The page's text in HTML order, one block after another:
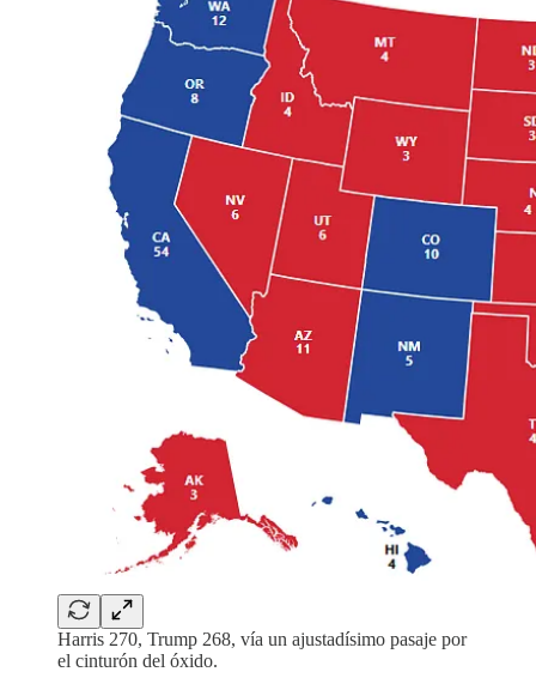
Harris 270, Trump 268, vía un ajustadísimo pasaje por
el cinturón del óxido.